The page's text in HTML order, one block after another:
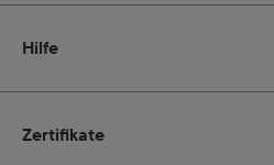
Zertifikate
Hilfe